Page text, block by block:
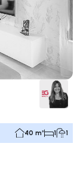
40 m² 1 1